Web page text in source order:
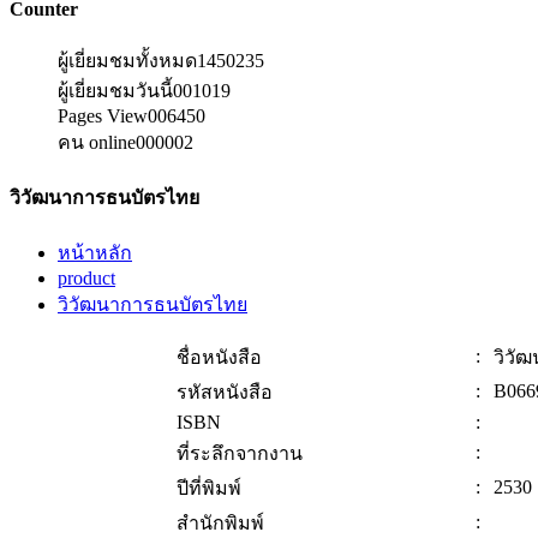
Counter
ผู้เยี่ยมชมทั้งหมด1450235
ผู้เยี่ยมชมวันนี้001019
Pages View006450
คน online000002
วิวัฒนาการธนบัตรไทย
หน้าหลัก
product
วิวัฒนาการธนบัตรไทย
ชื่อหนังสือ :
วิวัฒ
รหัสหนังสือ
:
ISBN
:
ที่ระลึกจากงาน
:
ปีที่พิมพ์
:
2530
สำนักพิมพ์
: